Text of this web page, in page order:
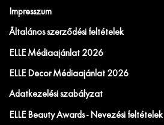
Impresszum
Általános szerződési feltételek
ELLE Médiaajánlat 2026
ELLE Decor Médiaajánlat 2026
Adatkezelési szabályzat
ELLE Beauty Awards - Nevezési feltételek